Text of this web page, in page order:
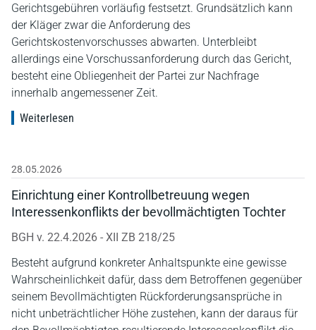
Gerichtsgebühren vorläufig festsetzt. Grundsätzlich kann
der Kläger zwar die Anforderung des
Gerichtskostenvorschusses abwarten. Unterbleibt
allerdings eine Vorschussanforderung durch das Gericht,
besteht eine Obliegenheit der Partei zur Nachfrage
innerhalb angemessener Zeit.
Weiterlesen
28.05.2026
Einrichtung einer Kontrollbetreuung wegen
Interessenkonflikts der bevollmächtigten Tochter
BGH v. 22.4.2026 - XII ZB 218/25
Besteht aufgrund konkreter Anhaltspunkte eine gewisse
Wahrscheinlichkeit dafür, dass dem Betroffenen gegenüber
seinem Bevollmächtigten Rückforderungsansprüche in
nicht unbeträchtlicher Höhe zustehen, kann der daraus für